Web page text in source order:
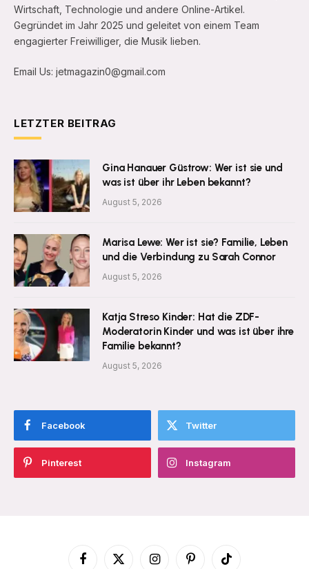
Wirtschaft, Technologie und andere Online-Artikel.
Gegründet im Jahr 2025 und geleitet von einem Team
engagierter Freiwilliger, die Musik lieben.
Email Us: jetmagazin0@gmail.com
LETZTER BEITRAG
Gina Hanauer Güstrow: Wer ist sie und
was ist über ihr Leben bekannt?
August 5, 2026
Marisa Lewe: Wer ist sie? Familie, Leben
und die Verbindung zu Sarah Connor
August 5, 2026
Katja Streso Kinder: Hat die ZDF-
Moderatorin Kinder und was ist über ihre
Familie bekannt?
August 5, 2026
Facebook Twitter
Pinterest Instagram
Facebook
X InstagramPinterestTikTok